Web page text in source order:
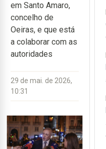
em Santo Amaro,
concelho de
Oeiras, e que está
a colaborar com as
autoridades
29 de mai. de 2026,
10:31